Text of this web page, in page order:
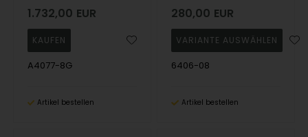
1.732,00 EUR
A4077-8G
Artikel bestellen
280,00 EUR
6406-08
Artikel bestellen